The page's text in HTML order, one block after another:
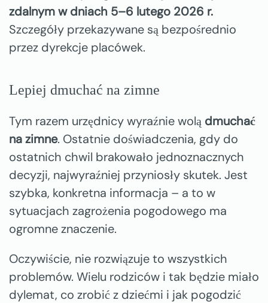
zdalnym w dniach 5–6 lutego 2026 r.
Szczegóły przekazywane są bezpośrednio
przez dyrekcje placówek.
Lepiej dmuchać na zimne
Tym razem urzędnicy wyraźnie wolą dmuchać
na zimne. Ostatnie doświadczenia, gdy do
ostatnich chwil brakowało jednoznacznych
decyzji, najwyraźniej przyniosły skutek. Jest
szybka, konkretna informacja – a to w
sytuacjach zagrożenia pogodowego ma
ogromne znaczenie.
Oczywiście, nie rozwiązuje to wszystkich
problemów. Wielu rodziców i tak będzie miało
dylemat, co zrobić z dziećmi i jak pogodzić